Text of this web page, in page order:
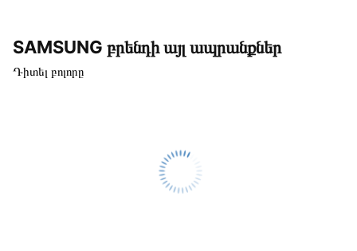
SAMSUNG բրենդի այլ ապրանքներ
Դիտել բոլորը